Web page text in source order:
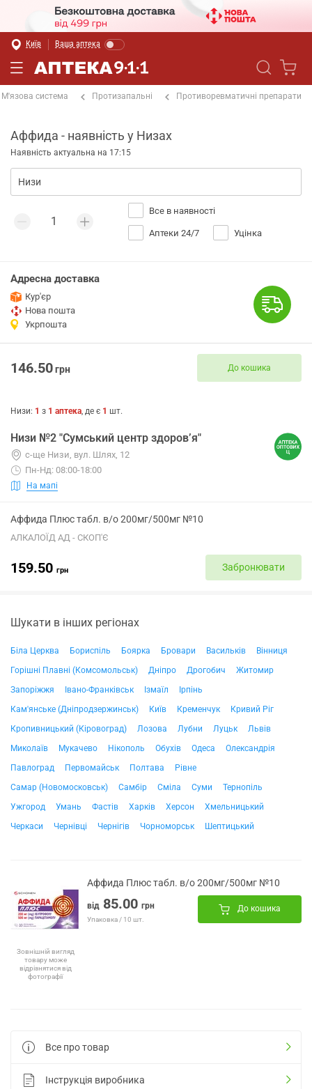
Київ Ваша аптека
М'язова система Протизапальні Противоревматичні препарати
Аффида - наявність у Низах
Наявність актуальна на 17:15
Все в наявності
Аптеки 24/7 Уцінка
Адресна доставка
Кур'єр
Нова пошта
Укрпошта
146.50грн До кошика
Низи: 1 з 1 аптека, де є 1 шт.
Низи №2 "Сумський центр здоров’я"
с-ще Низи, вул. Шлях, 12
Пн-Нд: 08:00-18:00
На мапі
Аффида Плюс табл. в/о 200мг/500мг №10
АЛКАЛОЇД АД - СКОП'Є
159.50 грн Забронювати
Шукати в інших регіонах
Біла Церква Бориспіль Боярка Бровари Васильків
Вінниця
Горішні Плавні (Комсомольськ)
Дніпро Дрогобич
Житомир
Запоріжжя
Івано-Франківськ Ізмаїл
Ірпінь
Кам'янське (Дніпродзержинськ)
Київ Кременчук
Кривий Ріг
Кропивницький (Кіровоград)
Лозова Лубни Луцьк
Львів
Миколаїв
Мукачево Нікополь Обухів Одеса
Олександрія
Павлоград
Первомайськ Полтава
Рівне
Самар (Новомосковськ)
Самбір Сміла Суми
Тернопіль
Ужгород
Умань Фастів Харків Херсон
Хмельницький
Черкаси
Чернівці Чернігів Чорноморськ Шептицький
Зовнішній вигляд
товару може
відрізнятися від
фотографії
Аффида Плюс табл. в/о 200мг/500мг №10
від 85.00 грн
Упаковка / 10 шт.
До кошика
Все про товар
Інструкція виробника